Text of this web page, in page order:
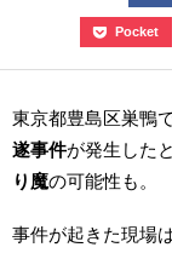
Pocket
東京都豊島区巣鴨
遂事件が発生した
り魔の可能性も。
事件が起きた現場